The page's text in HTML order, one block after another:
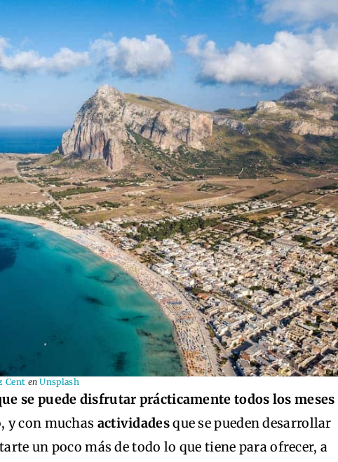
Cent enUnsplash
se puede disfrutar prácticamente todos los meses
y con muchas actividadesque se pueden desarrollar
un poco más de todo lo que tiene para ofrecer, a